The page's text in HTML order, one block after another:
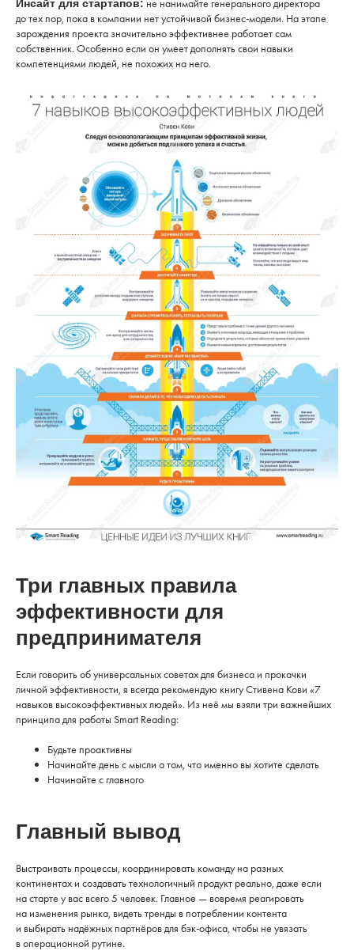
Инсайт для стартапов: не нанимайте генерального директора
до тех пор, пока в компании нет устойчивой бизнес-модели. На этапе
зарождения проекта значительно эффективнее работает сам
собственник. Особенно если он умеет дополнять свои навыки
компетенциями людей, не похожих на него.
Три главных правила
эффективности для
предпринимателя
Если говорить об универсальных советах для бизнеса и прокачки
личной эффективности, я всегда рекомендую книгу Стивена Кови «7
навыков высокоэффективных людей». Из неё мы взяли три важнейших
принципа для работы Smart Reading:
Будьте проактивны
Начинайте день с мысли о том, что именно вы хотите сделать
Начинайте с главного
Главный вывод
Выстраивать процессы, координировать команду на разных
континентах и создавать технологичный продукт реально, даже если
на старте у вас всего 5 человек. Главное — вовремя реагировать
на изменения рынка, видеть тренды в потреблении контента
и выбирать надёжных партнёров для бэк-офиса, чтобы не увязать
в операционной рутине.